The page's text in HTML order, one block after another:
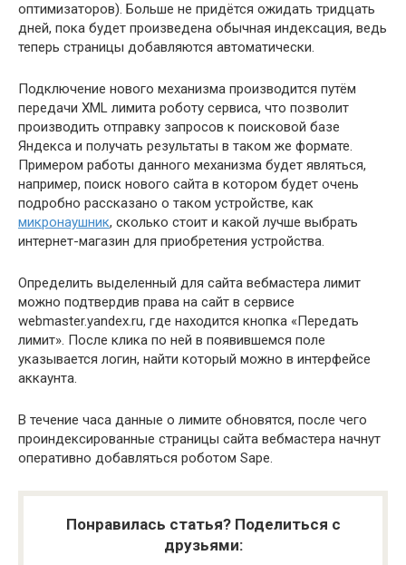
оптимизаторов). Больше не придётся ожидать тридцать
дней, пока будет произведена обычная индексация, ведь
теперь страницы добавляются автоматически.
Подключение нового механизма производится путём
передачи XML лимита роботу сервиса, что позволит
производить отправку запросов к поисковой базе
Яндекса и получать результаты в таком же формате.
Примером работы данного механизма будет являться,
например, поиск нового сайта в котором будет очень
подробно рассказано о таком устройстве, как
микронаушник, сколько стоит и какой лучше выбрать
интернет-магазин для приобретения устройства.
Определить выделенный для сайта вебмастера лимит
можно подтвердив права на сайт в сервисе
webmaster.yandex.ru, где находится кнопка «Передать
лимит». После клика по ней в появившемся поле
указывается логин, найти который можно в интерфейсе
аккаунта.
В течение часа данные о лимите обновятся, после чего
проиндексированные страницы сайта вебмастера начнут
оперативно добавляться роботом Sape.
Понравилась статья? Поделиться с
друзьями: